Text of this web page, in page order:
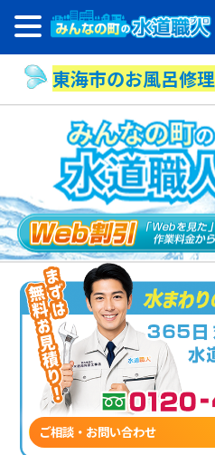
東海市のお風呂修理
ご相談・お問い合わせ